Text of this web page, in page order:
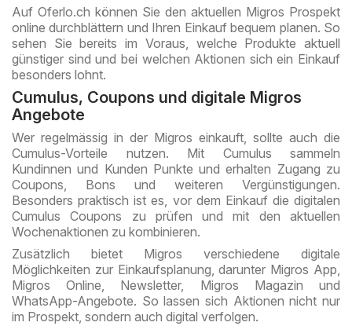
Auf Oferlo.ch können Sie den aktuellen Migros Prospekt
online durchblättern und Ihren Einkauf bequem planen. So
sehen Sie bereits im Voraus, welche Produkte aktuell
günstiger sind und bei welchen Aktionen sich ein Einkauf
besonders lohnt.
Cumulus, Coupons und digitale Migros
Angebote
Wer regelmässig in der Migros einkauft, sollte auch die
Cumulus-Vorteile nutzen. Mit Cumulus sammeln
Kundinnen und Kunden Punkte und erhalten Zugang zu
Coupons, Bons und weiteren Vergünstigungen.
Besonders praktisch ist es, vor dem Einkauf die digitalen
Cumulus Coupons zu prüfen und mit den aktuellen
Wochenaktionen zu kombinieren.
Zusätzlich bietet Migros verschiedene digitale
Möglichkeiten zur Einkaufsplanung, darunter Migros App,
Migros Online, Newsletter, Migros Magazin und
WhatsApp-Angebote. So lassen sich Aktionen nicht nur
im Prospekt, sondern auch digital verfolgen.